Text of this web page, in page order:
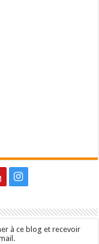
à ce blog et recevoir